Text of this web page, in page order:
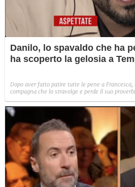
Danilo, lo spavaldo che ha
ha scoperto la gelosia a
Dopo aver fatto patire tutte le pene a
compagna che lo stravolge e perde il suo